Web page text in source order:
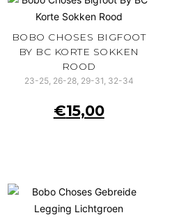
BOBO CHOSES BIGFOOT
BY BC KORTE SOKKEN
ROOD
23-25, 26-28, 29-31, 32-34
€15,00